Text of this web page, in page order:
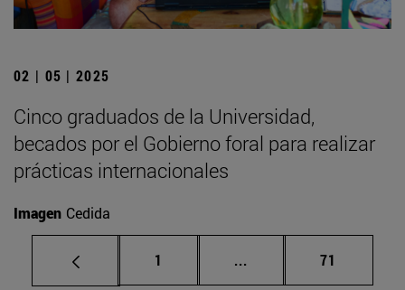
02 | 05 | 2025
Cinco graduados de la Universidad,
becados por el Gobierno foral para realizar
prácticas internacionales
Imagen Cedida
Página
1 ... Páginas intermedias
Página
71